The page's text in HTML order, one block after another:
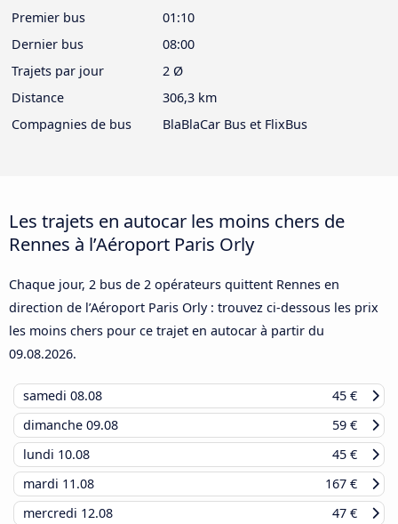
Premier bus
01:10
Dernier bus
08:00
Trajets par jour
2 Ø
Distance
306,3 km
Compagnies de bus
BlaBlaCar Bus et FlixBus
Les trajets en autocar les moins chers de
Rennes à l’Aéroport Paris Orly
Chaque jour, 2 bus de 2 opérateurs quittent Rennes en
direction de l’Aéroport Paris Orly : trouvez ci-dessous les prix
les moins chers pour ce trajet en autocar à partir du
09.08.2026.
samedi 08.08
45 €
dimanche 09.08
59 €
lundi 10.08
45 €
mardi 11.08
167 €
mercredi 12.08
47 €